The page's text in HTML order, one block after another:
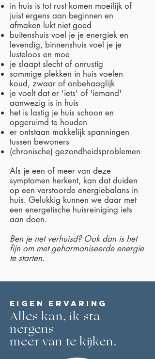
in huis is tot rust komen moeilijk of
juist ergens aan beginnen en
afmaken lukt niet goed
buitenshuis voel je je energiek en
levendig, binnenshuis voel je je
lusteloos en moe
je slaapt slecht of onrustig
sommige plekken in huis voelen
koud, zwaar of onbehaaglijk
je voelt dat er 'iets' of 'iemand'
aanwezig is in huis
het is lastig je huis schoon en
opgeruimd te houden
er ontstaan makkelijk spanningen
tussen bewoners
(chronische) gezondheidsproblemen
Als je een of meer van deze
symptomen herkent, kan dat duiden
op een verstoorde energiebalans in
huis. Gelukkig kunnen we daar met
een energetische huisreiniging iets
aan doen.
Ben je net verhuisd? Ook dan is het
fijn om met geharmoniseerde energie
te starten.
Eigen ervaring
Alles kan, ik sta
nergens
meer van te kijken.